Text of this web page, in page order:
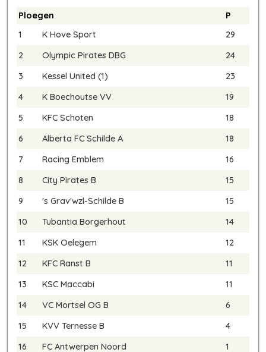
Ploegen
P
1
K Hove Sport
29
2
Olympic Pirates DBG
24
3
Kessel United (1)
23
4
K Boechoutse VV
19
5
KFC Schoten
18
6
Alberta FC Schilde A
18
7
Racing Emblem
16
8
City Pirates B
15
9
's Grav'wzl-Schilde B
15
10
Tubantia Borgerhout
14
11
KSK Oelegem
12
12
KFC Ranst B
11
13
KSC Maccabi
11
14
VC Mortsel OG B
6
15
KVV Ternesse B
4
16
FC Antwerpen Noord 1